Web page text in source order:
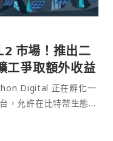
市場！推出二
爭取額外收益
Digital 正在孵化一
，允許在比特幣生態系